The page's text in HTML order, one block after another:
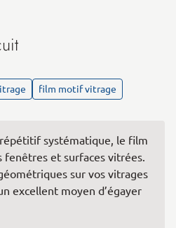
film motif vitrage
répétitif systématique, le film
fenêtres et surfaces vitrées.
sur vos vitrages
excellent moyen d’égayer